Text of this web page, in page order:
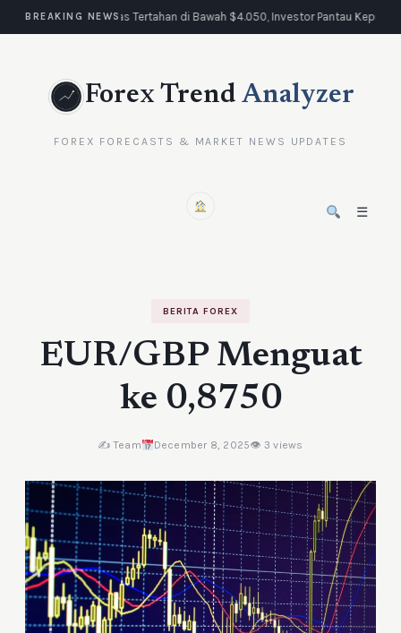
BREAKING NEWSEmas Tertahan di Bawah $4.050, Investor Pantau
Forex Trend Analyzer
FOREX FORECASTS & MARKET NEWS UPDATES
☰
BERITA FOREX
EUR/GBP Menguat
ke 0,8750
✍️ Team December 8, 2025👁 3 views